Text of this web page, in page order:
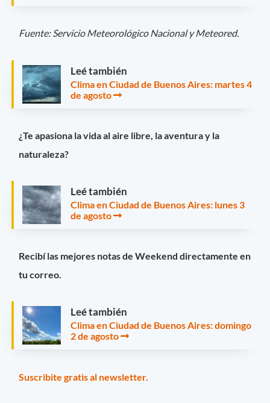
Fuente: Servicio Meteorológico Nacional y Meteored.
Leé también
Clima en Ciudad de Buenos Aires: martes 4
de agosto
¿Te apasiona la vida al aire libre, la aventura y la
naturaleza?
Leé también
Clima en Ciudad de Buenos Aires: lunes 3
de agosto
Recibí las mejores notas de Weekend directamente en
tu correo.
Leé también
Clima en Ciudad de Buenos Aires: domingo
2 de agosto
Suscribite gratis al newsletter.